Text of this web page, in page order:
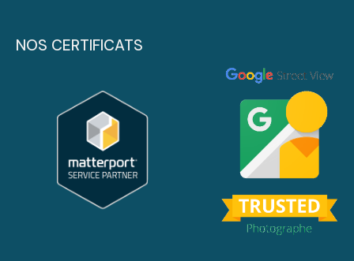
NOS CERTIFICATS